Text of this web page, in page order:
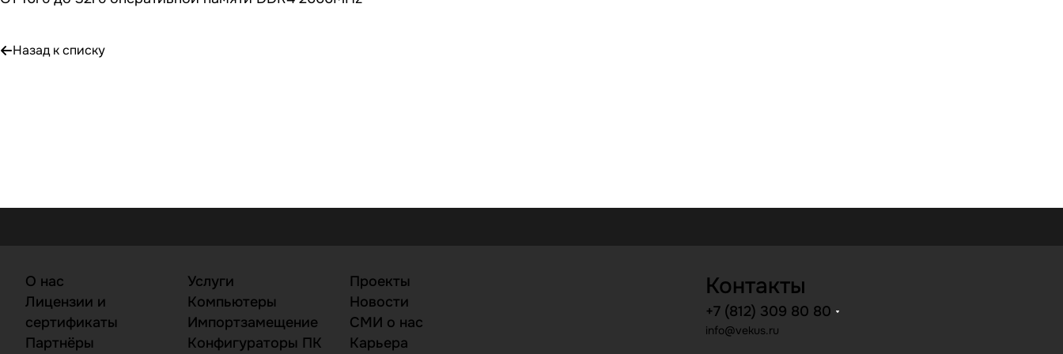
Назад к списку
О нас
Лицензии и
сертификаты
Партнёры
Услуги
Компьютеры
Импортзамещение
Конфигураторы ПК
Проекты
Новости
СМИ о нас
Карьера
Контакты
+7 (812) 309 80 80
info@vekus.ru